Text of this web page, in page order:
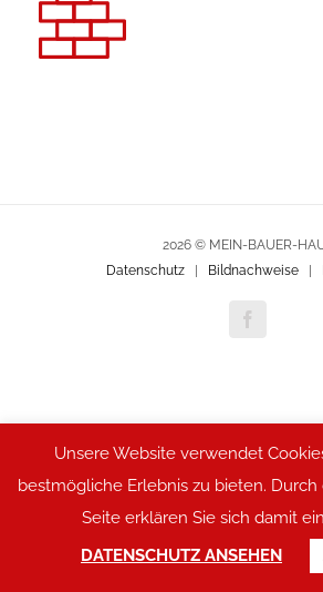
2026 © MEIN-BAUER-
Datenschutz| Bildnachweise|
Facebook
Unsere Website verwendet
bestmögliche Erlebnis zu bieten.
Seite erklären Sie sich damit
DATENSCHUTZ ANSEHEN